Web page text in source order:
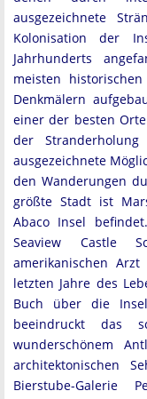
ausgezeichnete
Kolonisation der
Jahrhunderts
meisten
Denkmälern
einer der besten
der
ausgezeichnete
den Wanderungen
größte Stadt ist
Abaco Insel
Seaview Castle
amerikanischen
letzten Jahre des
Buch über die
beeindruckt das
wunderschönem
architektonischen
Bierstube-